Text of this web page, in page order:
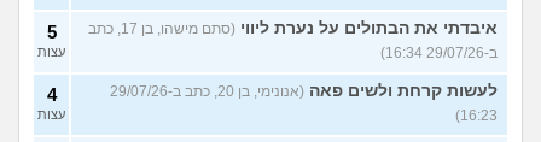
איבדתי את הבתולים על נערת ליווי
(סתם מישהו, בן 17, כתב
ב-29/07/26 16:34)
5
עצות
לעשות קרחת ולשים פאה
(אנונימי, בן 20, כתב ב-29/07/26
16:23)
4
עצות